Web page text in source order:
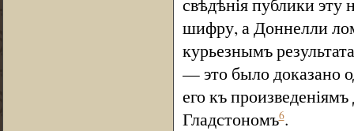
шифру, а Доннелли
курьезнымъ
— это было доказано
его къ
Гладстономъ6.